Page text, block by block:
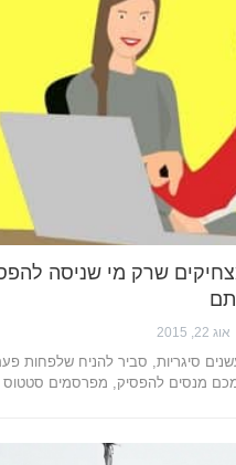
מצחיקים שרק מי שניסה
אוג 22, 2015
סיגריות, סביר להניח שלפחות
מנסים להפסיק, מפרסמים סטטוס